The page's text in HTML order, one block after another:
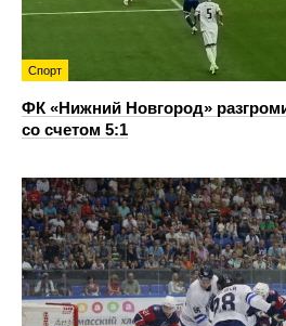
Спорт
ФК «Нижний Новгород»
со счетом 5:1